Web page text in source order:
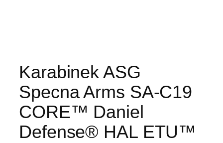
Karabinek ASG
Specna Arms SA-C19
CORE™ Daniel
Defense® HAL ETU™